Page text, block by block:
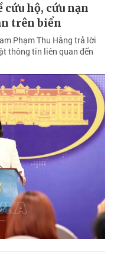
hộ, cứu nạn
trên biển
Phạm Thu Hằng trả lời
thông tin liên quan đến